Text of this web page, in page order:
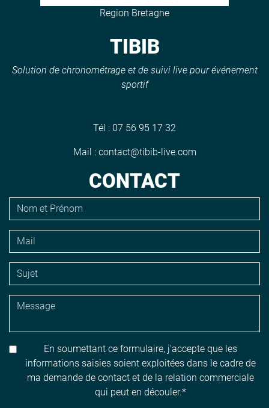
Region Bretagne
TIBIB
Solution de chronométrage et de suivi live pour événement
sportif
Tél : 07 56 95 17 32
Mail : contact@tibib-live.com
CONTACT
En soumettant ce formulaire, j'accepte que les
informations saisies soient exploitées dans le cadre de
ma demande de contact et de la relation commerciale
qui peut en découler.